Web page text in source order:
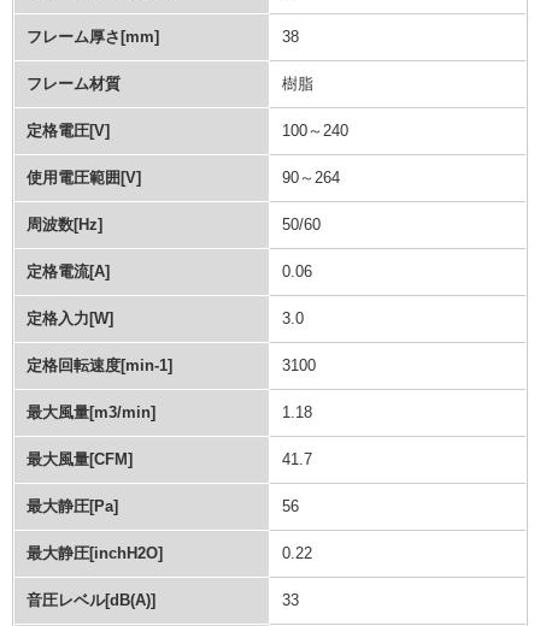
フレーム厚さ[mm] 38
フレーム材質 樹脂
定格電圧[V] 100～240
使用電圧範囲[V] 90～264
周波数[Hz] 50/60
定格電流[A] 0.06
定格入力[W] 3.0
定格回転速度[min-1] 3100
最大風量[m3/min] 1.18
最大風量[CFM] 41.7
最大静圧[Pa] 56
最大静圧[inchH2O] 0.22
音圧レベル[dB(A)] 33